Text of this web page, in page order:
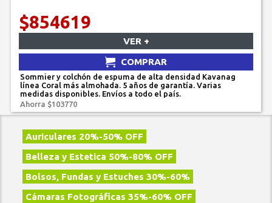
$854619
VER +
COMPRAR
Sommier y colchón de espuma de alta densidad Kavanag
línea Coral más almohada. 5 años de garantía. Varias
medidas disponibles. Envíos a todo el país.
Ahorra $103770
Auriculares 20%-50% OFF
Belleza y Estetica 50%-80% OFF
Bolsos, Fundas y Estuches 30%-60%
Cámaras Fotográficas 35%-60% OFF